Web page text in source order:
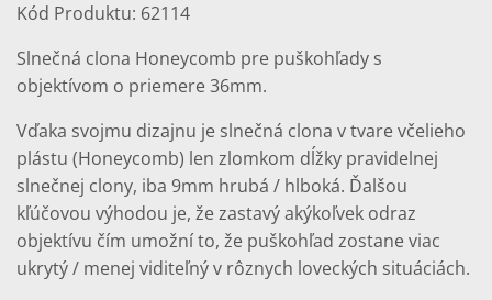
Kód Produktu: 62114
Slnečná clona Honeycomb pre puškohľady s
objektívom o priemere 36mm.
Vďaka svojmu dizajnu je slnečná clona v tvare včelieho
plástu (Honeycomb) len zlomkom dĺžky pravidelnej
slnečnej clony, iba 9mm hrubá / hlboká. Ďalšou
kľúčovou výhodou je, že zastavý akýkoľvek odraz
objektívu čím umožní to, že puškohľad zostane viac
ukrytý / menej viditeľný v rôznych loveckých situáciách.